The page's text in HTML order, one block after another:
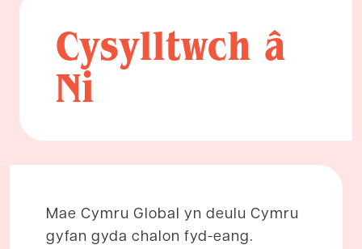
Cysylltwch â
Ni
Mae Cymru Global yn deulu Cymru
gyfan gyda chalon fyd-eang.